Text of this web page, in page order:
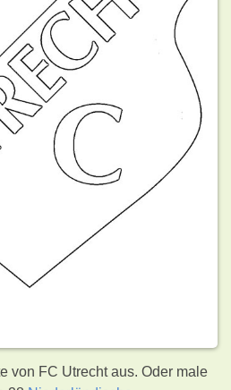
von FC Utrecht aus. Oder male